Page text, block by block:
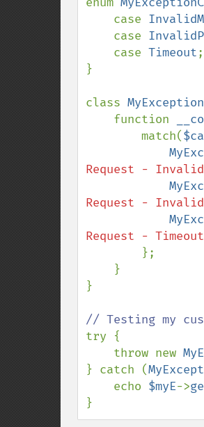
    case
    case
    case
Timeout;
}
class MyException
    function
        match(
Request - Invalid
Request -
Request -
}
try {
    throw new
} catch (
    echo
$myE->
}